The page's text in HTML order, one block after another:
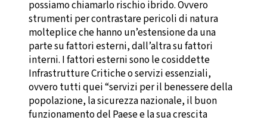
possiamo chiamarlo rischio ibrido. Ovvero
strumenti per contrastare pericoli di natura
molteplice che hanno un’estensione da una
parte su fattori esterni, dall’altra su fattori
interni. I fattori esterni sono le cosiddette
Infrastrutture Critiche o servizi essenziali,
ovvero tutti quei “servizi per il benessere della
popolazione, la sicurezza nazionale, il buon
funzionamento del Paese e la sua crescita